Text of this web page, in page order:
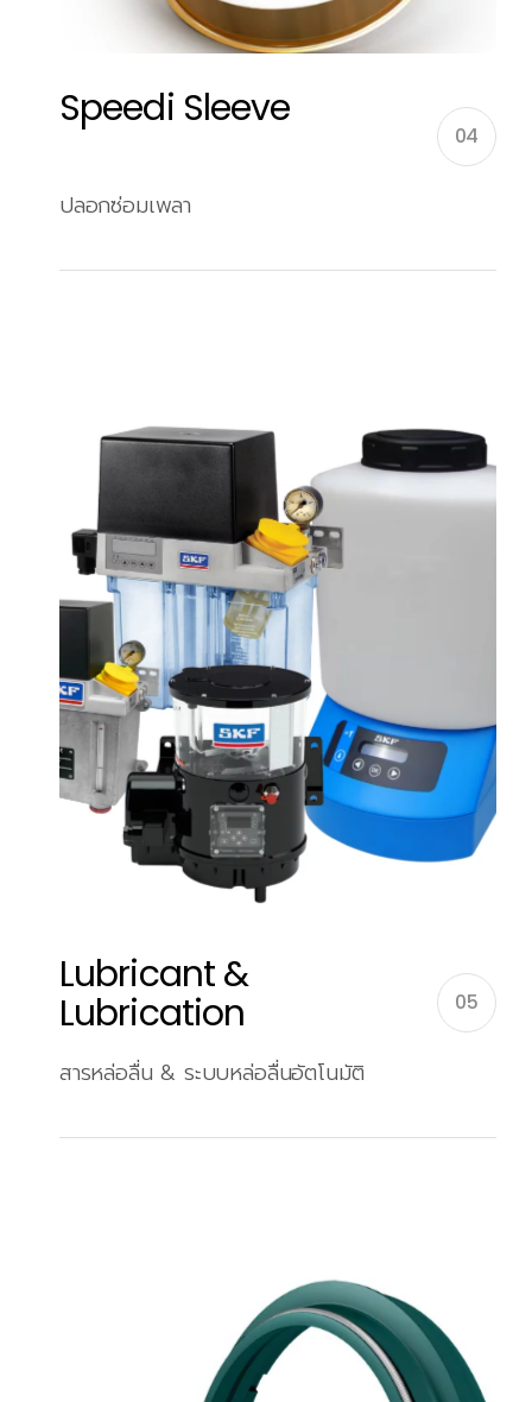
Speedi Sleeve
04
ปลอกซ่อมเพลา
Lubricant &
Lubrication 05
สารหล่อลื่น & ระบบหล่อลื่นอัตโนมัติ